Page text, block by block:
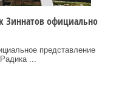
Зиннатов официально
представление
...